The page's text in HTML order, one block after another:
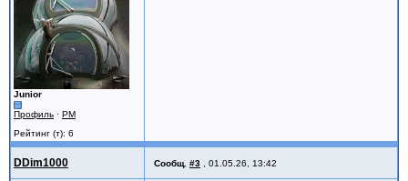
Junior
Профиль · PM
Рейтинг (т): 6
DDim1000 Сообщ. #3 01.05.26, 13:42